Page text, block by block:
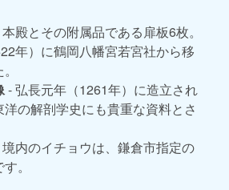
殿とその附属品である扉板6枚。
年）に鶴岡八幡宮若宮社から移
- 弘長元年（1261年）に造立され
の解剖学史にも貴重な資料とさ
内のイチョウは、鎌倉市指定の
。